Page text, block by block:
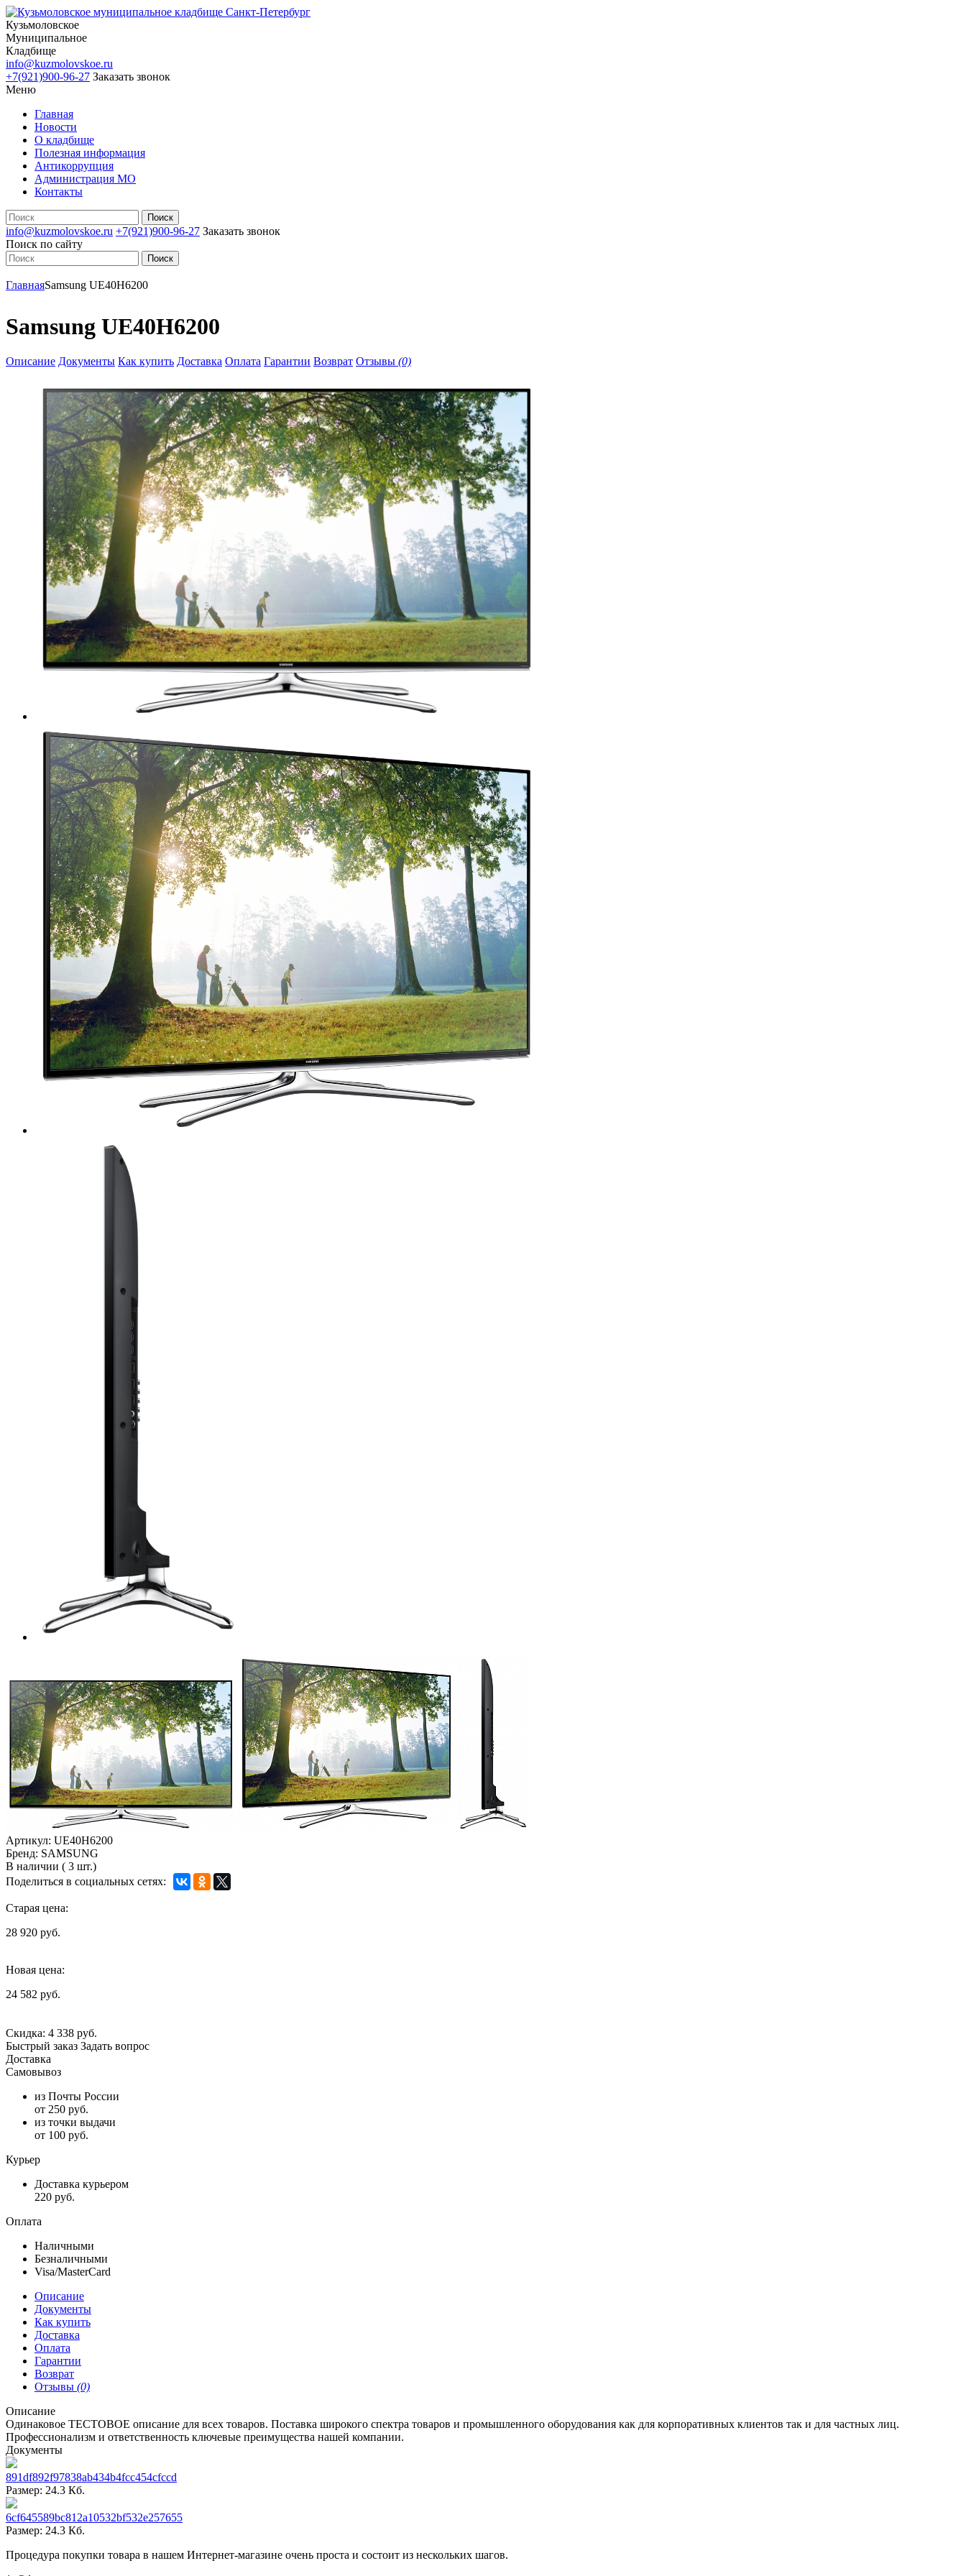
Кузьмоловское
Муниципальное
Кладбище
info@kuzmolovskoe.ru
+7(921)900-96-27 Заказать звонок
Меню
Главная
Новости
О кладбище
Полезная информация
Антикоррупция
Администрация МО
Контакты
info@kuzmolovskoe.ru +7(921)900-96-27 Заказать звонок
Поиск по сайту
ГлавнаяSamsung UE40H6200
Samsung UE40H6200
Описание Документы Как купить Доставка Оплата Гарантии Возврат Отзывы (0)
Артикул: UE40H6200
Бренд: SAMSUNG
В наличии ( 3 шт.)
Поделиться в социальных сетях:
Старая цена:
28 920 руб.
Новая цена:
24 582 руб.
Скидка: 4 338 руб.
Быстрый заказ Задать вопрос
Доставка
Самовывоз
из Почты России
от 250 руб.
из точки выдачи
от 100 руб.
Курьер
Доставка курьером
220 руб.
Оплата
Наличными
Безналичными
Visa/MasterCard
Описание
Документы
Как купить
Доставка
Оплата
Гарантии
Возврат
Отзывы (0)
Описание
Одинаковое ТЕСТОВОЕ описание для всех товаров. Поставка широкого спектра товаров и промышленного оборудования как для корпоративных клиентов так и для частных лиц.
Профессионализм и ответственность ключевые преимущества нашей компании.
Документы
891df892f97838ab434b4fcc454cfccd
Размер: 24.3 Кб.
6cf645589bc812a10532bf532e257655
Размер: 24.3 Кб.
Процедура покупки товара в нашем Интернет-магазине очень проста и состоит из нескольких шагов.